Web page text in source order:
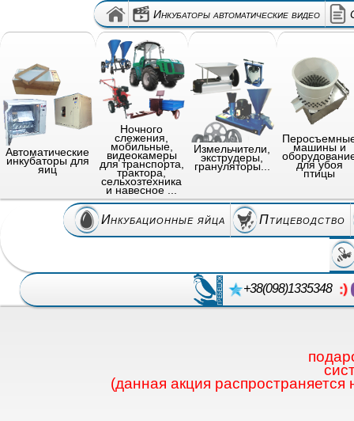
Инкубаторы автоматические видео
Автоматические
инкубаторы для
яиц
Ночного
слежения,
мобильные,
видеокамеры
для транспорта,
трактора,
сельхозтехника
и навесное ...
Измельчители,
экструдеры,
грануляторы...
машины и
для убоя
птицы
Инкубационные яйца Птицеводство
+38(098)1335348
(данная акция